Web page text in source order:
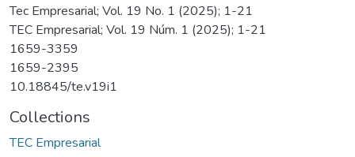
Tec Empresarial; Vol. 19 No. 1 (2025); 1-21
TEC Empresarial; Vol. 19 Núm. 1 (2025); 1-21
1659-3359
1659-2395
10.18845/te.v19i1
Collections
TEC Empresarial